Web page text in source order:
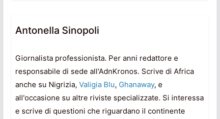
Antonella Sinopoli
Giornalista professionista. Per anni redattore e
responsabile di sede all'AdnKronos. Scrive di Africa
anche su Nigrizia, Valigia Blu, Ghanaway, e
all'occasione su altre riviste specializzate. Si interessa
e scrive di questioni che riguardano il continente